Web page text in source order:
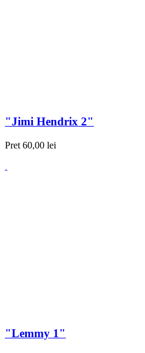
"Jimi Hendrix 2"
Pret 60,00 lei
"Lemmy 1"